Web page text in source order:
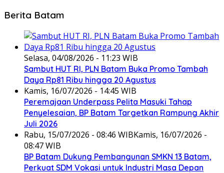
Berita Batam
Selasa, 04/08/2026 - 11:23 WIB
Sambut HUT RI, PLN Batam Buka Promo Tambah
Daya Rp81 Ribu hingga 20 Agustus
Kamis, 16/07/2026 - 14:45 WIB
Peremajaan Underpass Pelita Masuki Tahap
Penyelesaian, BP Batam Targetkan Rampung Akhir
Juli 2026
Rabu, 15/07/2026 - 08:46 WIBKamis, 16/07/2026 -
08:47 WIB
BP Batam Dukung Pembangunan SMKN 13 Batam,
Perkuat SDM Vokasi untuk Industri Masa Depan